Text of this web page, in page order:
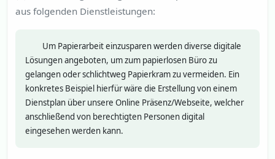
aus folgenden Dienstleistungen:
Um Papierarbeit einzusparen werden diverse digitale
Lösungen angeboten, um zum papierlosen Büro zu
gelangen oder schlichtweg Papierkram zu vermeiden. Ein
konkretes Beispiel hierfür wäre die Erstellung von einem
Dienstplan über unsere Online Präsenz/Webseite, welcher
anschließend von berechtigten Personen digital
eingesehen werden kann.